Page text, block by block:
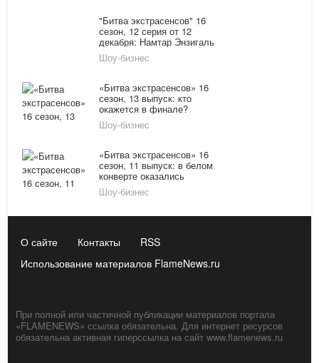
"Битва экстрасенсов" 16
сезон, 12 серия от 12
декабря: Намтар Энзигаль
вынужден был покинуть
проект
Шоу-бизнес
«Битва экстрасенсов» 16
сезон, 13 выпуск: кто
окажется в финале?
Шоу-бизнес
«Битва экстрасенсов» 16
сезон, 11 выпуск: в белом
конверте оказались
Виктория Райдос и
Мэрилин Керро
Шоу-бизнес
О сайте Контакты
RSS
Использование материалов FlameNews.ru
При полной или частичной публикации материалов портала
«FLAMENEWS» ссылка обязательна. Для интернет ресурсов
обязательна активная гиперссылка на сайт www.flamenews.ru